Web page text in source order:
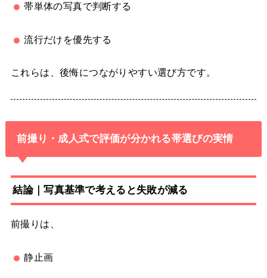
帯単体の写真で判断する
流行だけを優先する
これらは、後悔につながりやすい選び方です。
前撮り・成人式で評価が分かれる帯選びの実情
結論｜写真基準で考えると失敗が減る
前撮りは、
静止画